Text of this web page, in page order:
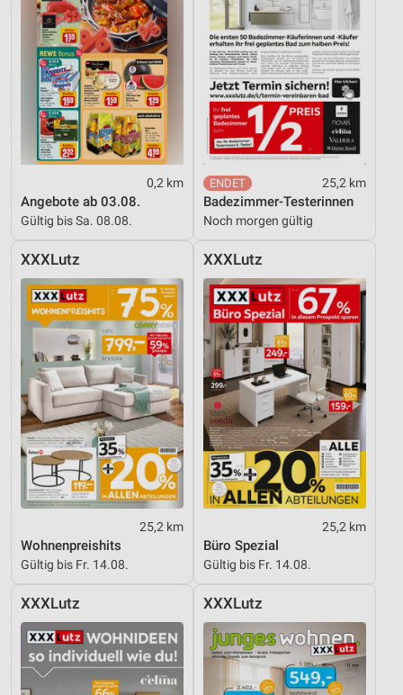
0,2 km
Angebote ab 03.08.
Gültig bis Sa. 08.08.
25,2 km
Badezimmer-Testerinnen
Noch morgen gültig
XXXLutz
25,2 km
Wohnenpreishits
Gültig bis Fr. 14.08.
XXXLutz
25,2 km
Büro Spezial
Gültig bis Fr. 14.08.
XXXLutz XXXLutz